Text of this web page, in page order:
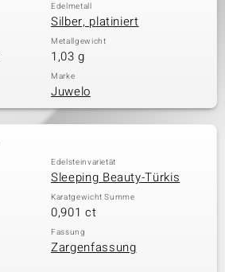
Edelmetall
Silber, platiniert
Metallgewicht
1,03 g
Marke
Juwelo
Edelsteinvarietät
Sleeping Beauty-Türkis
Karatgewicht Summe
0,901 ct
Fassung
Zargenfassung